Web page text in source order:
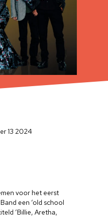
voor het eerst
een ‘old school
‘Billie, Aretha,
13 2024